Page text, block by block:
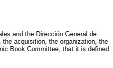
and the Dirección General de
acquisition, the organization, the
Book Committee, that it is defined